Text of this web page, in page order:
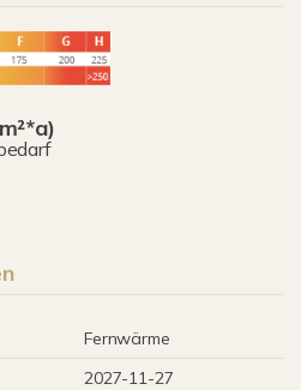
Fernwärme
2027-11-27